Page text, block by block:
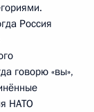
Россия
говорю «вы»,
НАТО